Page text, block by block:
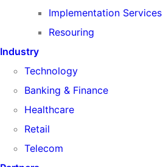
Implementation Services
Resouring
Industry
Technology
Banking & Finance
Healthcare
Retail
Telecom